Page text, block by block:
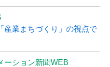
産業まちづくり」の視点で
ーション新聞WEB